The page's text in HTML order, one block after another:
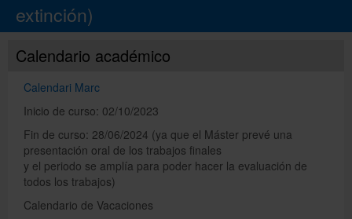
Directorio
English
extinción)
Calendario académico
Calendari Marc
Inicio de curso: 02/10/2023
Fin de curso: 28/06/2024 (ya que el Máster prevé una
presentación oral de los trabajos finales
y el periodo se amplía para poder hacer la evaluación de
todos los trabajos)
Calendario de Vacaciones